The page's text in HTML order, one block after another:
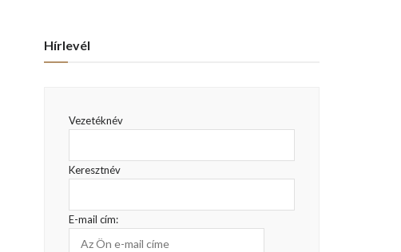
Hírlevél
Vezetéknév
Keresztnév
E-mail cím: